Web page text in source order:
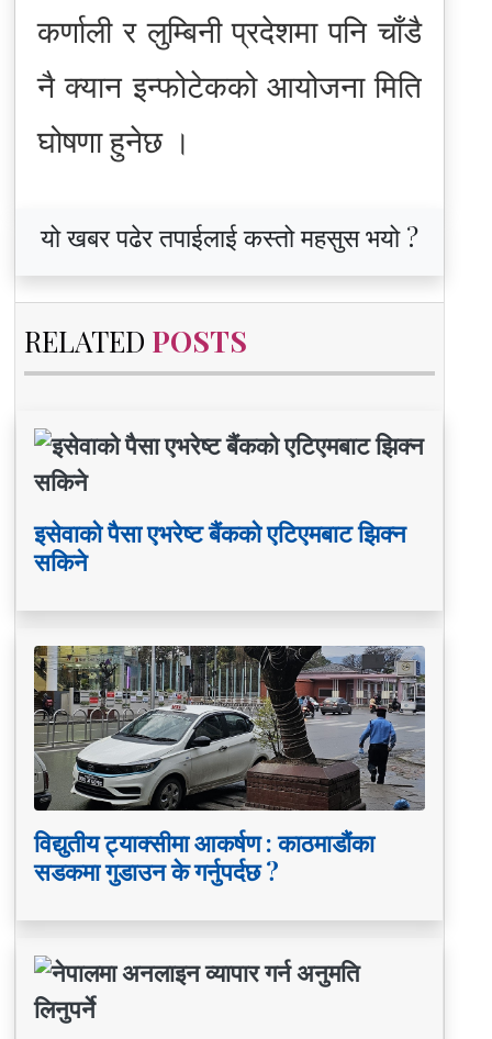
कर्णाली र लुम्बिनी प्रदेशमा पनि चाँडै
नै क्यान इन्फोटेकको आयोजना मिति
घोषणा हुनेछ ।
यो खबर पढेर तपाईलाई कस्तो महसुस भयो ?
RELATED POSTS
इसेवाको पैसा एभरेष्ट बैंकको एटिएमबाट झिक्न
सकिने
विद्युतीय ट्याक्सीमा आकर्षण : काठमाडौंका
सडकमा गुडाउन के गर्नुपर्दछ ?